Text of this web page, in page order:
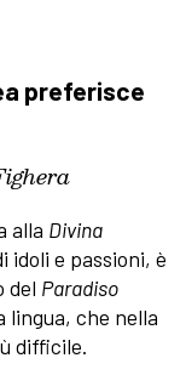
preferisce
alla Divina
idoli e passioni, è
del Paradiso
lingua, che nella
difficile.